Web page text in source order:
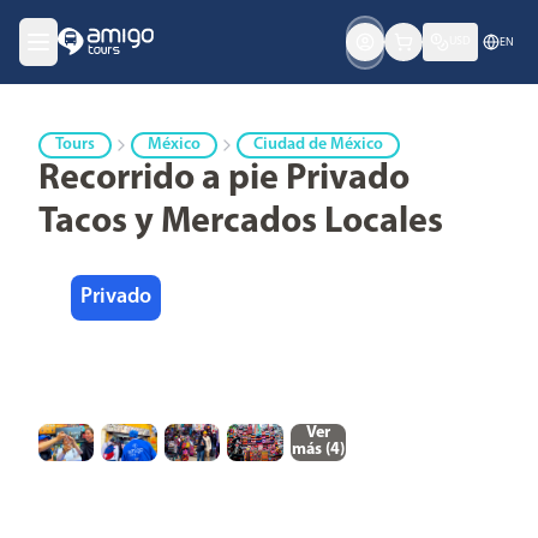
EN
Tours México Ciudad de México
Recorrido a pie Privado
Tacos y Mercados Locales
Privado
Ver
más (4)